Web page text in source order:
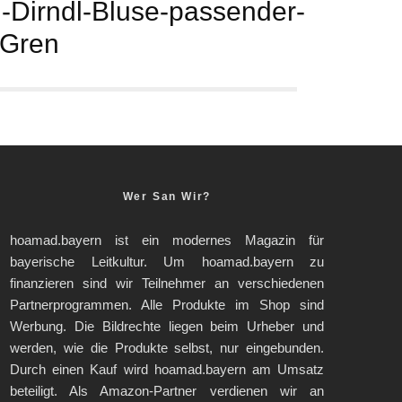
Bluse-passender-
Wer San Wir?
hoamad.bayern ist ein modernes Magazin für
bayerische Leitkultur. Um hoamad.bayern zu
finanzieren sind wir Teilnehmer an verschiedenen
Partnerprogrammen. Alle Produkte im Shop sind
Werbung. Die Bildrechte liegen beim Urheber und
werden, wie die Produkte selbst, nur eingebunden.
Durch einen Kauf wird hoamad.bayern am Umsatz
beteiligt. Als Amazon-Partner verdienen wir an